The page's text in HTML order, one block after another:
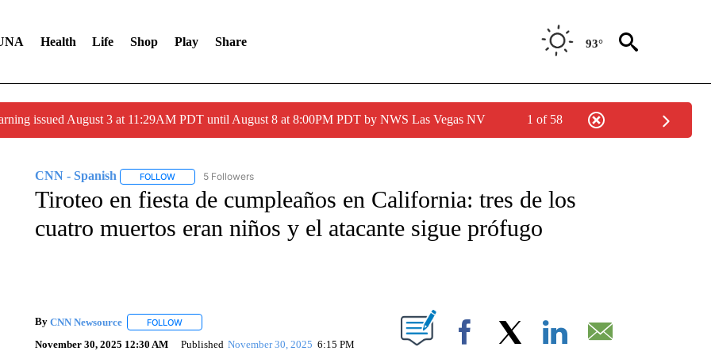
Health Life Shop Play Share 93°
issued August 3 at 11:29AM PDT until August 8 at 8:00PM PDT by NWS Las Vegas NV 1 of 58
CNN - Spanish FOLLOWFOLLOW "CNN - SPANISH" TO RECEIVE NOTIFICATIONS ABOUT NEW PAGES ON "CNN - SPANISH".
5 Followers
Tiroteo en fiesta de cumpleaños en California: tres de los
cuatro muertos eran niños y el atacante sigue prófugo
By CNN Newsource FOLLOWFOLLOW "" TO RECEIVE NOTIFICATIONS ABOUT NEW PAGES ON "".
November 30, 2025 12:30 AM Published November 30, 2025 6:15 PM Facebook